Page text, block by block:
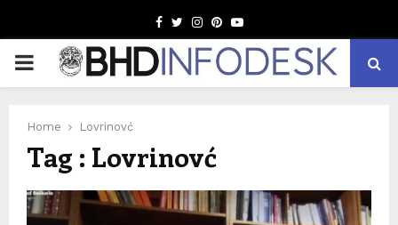
Facebook
TwitterInstagram
Pinterest
Youtube
PRIMARY
Home Lovrinovć
Tag : Lovrinovć